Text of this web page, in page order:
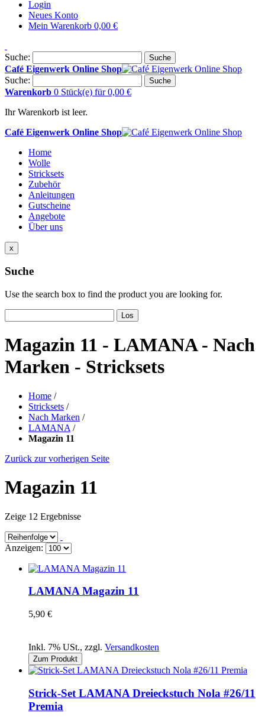
Login
Neues Konto
Mein Warenkorb 0,00 €
Suche: Suche
Café Eigenwerk Online Shop
Suche:
Suche
Warenkorb 0 Stück(e) für 0,00 €
Ihr Warenkorb ist leer.
Café Eigenwerk Online Shop
Home
Wolle
Stricksets
Zubehör
Anleitungen
Gutscheine
Angebote
Über uns
x
Suche
Use the search box to find the product you are looking for.
Los
Magazin 11 - LAMANA - Nach
Marken - Stricksets
Home /
Stricksets /
Nach Marken /
LAMANA /
Magazin 11
Zurück zur vorherigen Seite
Magazin 11
Zeige 12 Ergebnisse
Anzeigen:
LAMANA Magazin 11
5,90 €
Inkl. 7% USt., zzgl. Versandkosten
Zum Produkt
Strick-Set LAMANA Dreieckstuch Nola #26/11
Premia